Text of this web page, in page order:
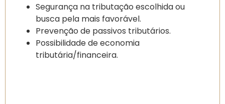
Segurança na tributação escolhida ou
busca pela mais favorável.
Prevenção de passivos tributários.
Possibilidade de economia
tributária/financeira.